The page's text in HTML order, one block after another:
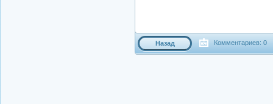
Назад Комментариев: 0